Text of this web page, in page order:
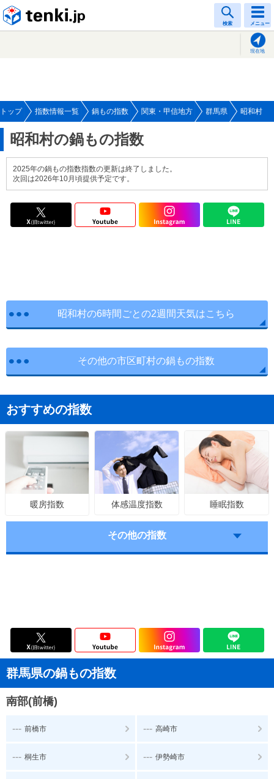
検索 メニュー
現在地
トップ 指数情報一覧 鍋もの指数 関東・甲信地方 群馬県 昭和村
昭和村の鍋もの指数
2025年の鍋もの指数指数の更新は終了しました。
次回は2026年10月頃提供予定です。
昭和村の6時間ごとの2週間天気はこちら
その他の市区町村の鍋もの指数
おすすめの指数
暖房指数 体感温度指数 睡眠指数
その他の指数
群馬県の鍋もの指数
南部(前橋)
--- 前橋市 --- 高崎市
--- 桐生市 --- 伊勢崎市